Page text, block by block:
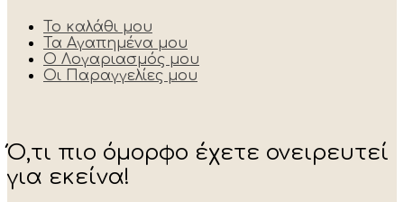
Το καλάθι μου
Τα Αγαπημένα μου
Ο Λογαριασμός μου
Οι Παραγγελίες μου
Ό,τι πιο όμορφο έχετε ονειρευτεί
για εκείνα!